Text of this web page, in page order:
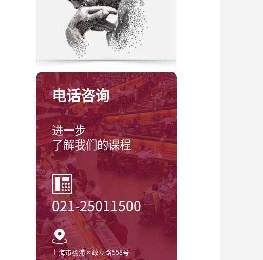
电话咨询
进一步
了解我们的课程
021-25011500
上海市杨浦区政立路558号